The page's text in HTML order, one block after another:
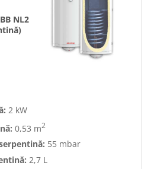
NL2
2 kW
0,53 m2
55 mbar
2,7 L